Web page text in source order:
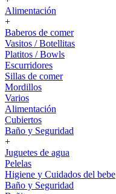
Alimentación
+
Baberos de comer
Vasitos / Botellitas
Platitos / Bowls
Escurridores
Sillas de comer
Mordillos
Varios
Alimentación
Cubiertos
Baño y Seguridad
+
Juguetes de agua
Pelelas
Higiene y Cuidados del bebe
Baño y Seguridad